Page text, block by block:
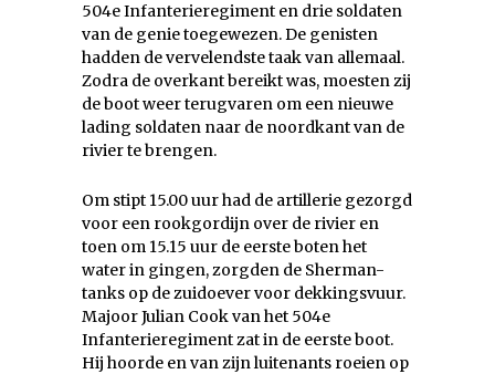
504e Infanterieregiment en drie soldaten
van de genie toegewezen. De genisten
hadden de vervelendste taak van allemaal.
Zodra de overkant bereikt was, moesten zij
de boot weer terugvaren om een nieuwe
lading soldaten naar de noordkant van de
rivier te brengen.
Om stipt 15.00 uur had de artillerie gezorgd
voor een rookgordijn over de rivier en
toen om 15.15 uur de eerste boten het
water in gingen, zorgden de Sherman-
tanks op de zuidoever voor dekkingsvuur.
Majoor Julian Cook van het 504e
Infanterieregiment zat in de eerste boot.
Hij hoorde en van zijn luitenants roeien op